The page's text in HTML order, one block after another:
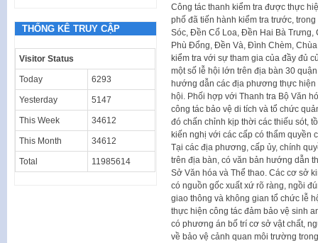
Công tác thanh kiểm tra được thực
phố đã tiến hành kiểm tra trước,
Sóc, Đền Cổ Loa, Đền Hai Bà
Phù Đổng, Đền Và, Đình Chèm,
kiểm tra với sự tham gia của đầy đủ
một số lễ hội lớn trên địa bàn 30
hướng dẫn các địa phương thực hiện
hội. Phối hợp với Thanh tra Bộ Văn
công tác bảo vệ di tích và tổ chức
đó chấn chỉnh kịp thời các thiếu sót,
kiến nghị với các cấp có thẩm quyền
Tại các địa phương, cấp ủy, chính
trên địa bàn, có văn bản hướng dẫn
Sở Văn hóa và Thể thao. Các cơ sở
có nguồn gốc xuất xứ rõ ràng, ngồi
giao thông và không gian tổ chức lễ
thực hiện công tác đảm bảo vệ sinh
có phương án bố trí cơ sở vật chất,
về bảo vệ cảnh quan môi trường
THỐNG KÊ TRUY CẬP
Visitor Status
Today 6293
Yesterday 5147
This Week 34612
This Month 34612
Total 11985614